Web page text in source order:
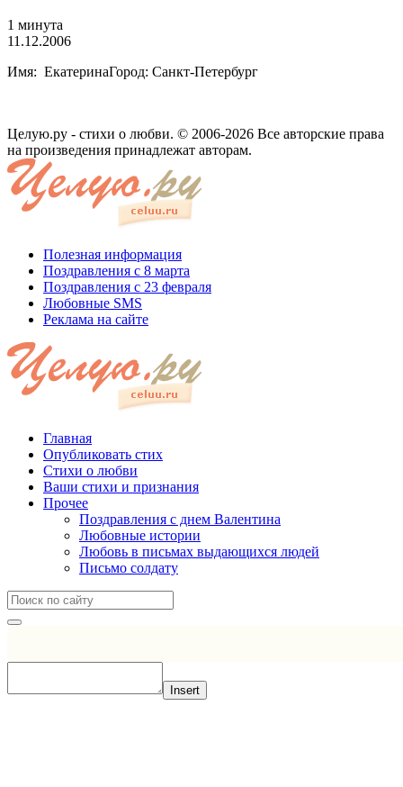
1 минута
11.12.2006
Имя: ЕкатеринаГород: Санкт-Петербург
Целую.ру - стихи о любви. © 2006-2026 Все авторские права
на произведения принадлежат авторам.
Полезная информация
Поздравления с 8 марта
Поздравления с 23 февраля
Любовные SMS
Реклама на сайте
Главная
Опубликовать стих
Стихи о любви
Ваши стихи и признания
Прочее
Поздравления с днем Валентина
Любовные истории
Любовь в письмах выдающихся людей
Письмо солдату
Insert